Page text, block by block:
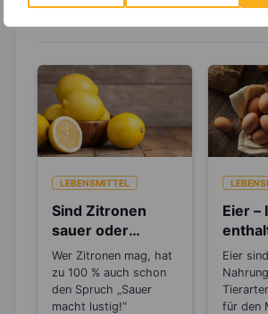
dieses Rezepts
LEBENSMITTEL
Sind Zitronen
sauer oder
basisch?
Wer Zitronen mag, hat
zu 100 % auch schon
den Spruch „Sauer
macht lustig!“
Eier –
dlich?
Eier
für den